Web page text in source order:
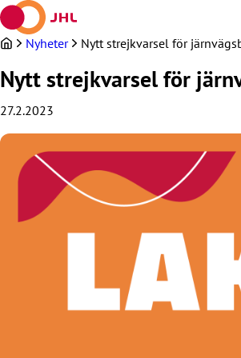
Hoppa
till
innehållet
Nyheter Nytt strejkvarsel för
Nytt strejkvarsel för
27.2.2023